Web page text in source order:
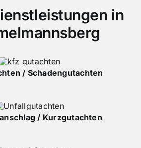
in
/ Schadengutachten
/ Kurzgutachten